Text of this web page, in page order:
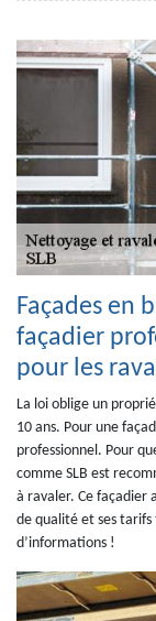
Façades en
façadier
pour les
La loi oblige un
10 ans. Pour une
professionnel. Pour
comme SLB est
à ravaler. Ce façadier
de qualité et ses tarifs
d’informations !